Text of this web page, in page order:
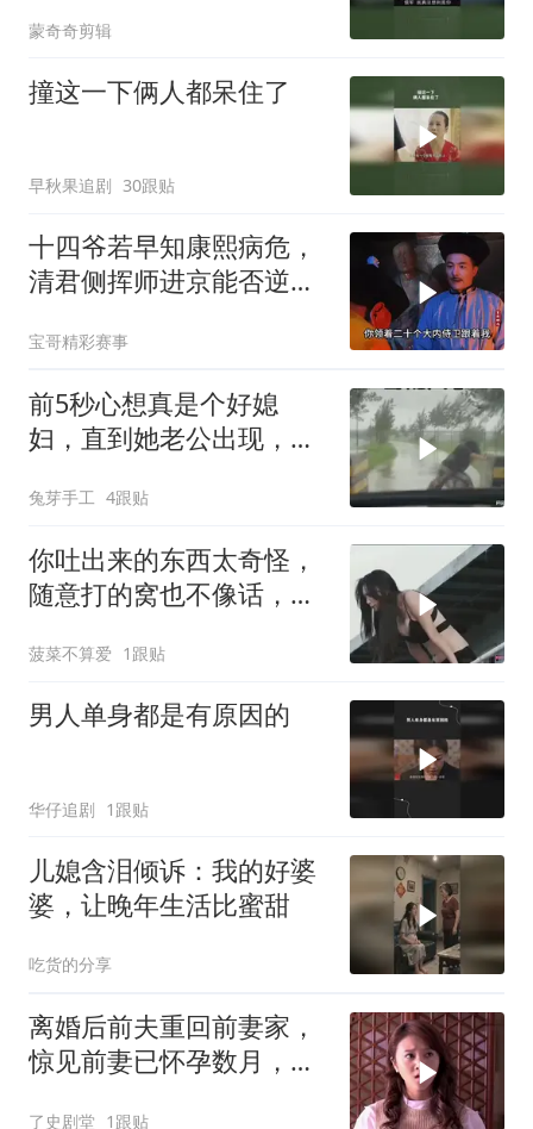
蒙奇奇剪辑
撞这一下俩人都呆住了
早秋果追剧 30跟贴
十四爷若早知康熙病危，
清君侧挥师进京能否逆转
宝哥精彩赛事
前5秒心想真是个好媳
妇，直到她老公出现，不
兔芽手工 4跟贴
你吐出来的东西太奇怪，
随意打的窝也不像话，这
菠菜不算爱 1跟贴
男人单身都是有原因的
华仔追剧 1跟贴
儿媳含泪倾诉：我的好婆
婆，让晚年生活比蜜甜
吃货的分享
离婚后前夫重回前妻家，
惊见前妻已怀孕数月，前
了史剧堂 1跟贴